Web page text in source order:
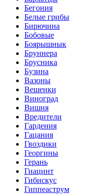
Бегония
Белые грибы
Бирючина
Бобовые
Боярышнык
Бруннера
Брусника
Бузина
Вазоны
Вешенки
Виноград
Вишня
Вредители
Гардения
Гацания
Гвоздики
Георгины
Герань
Гиацинт
Гибискус
Гиппеаструм